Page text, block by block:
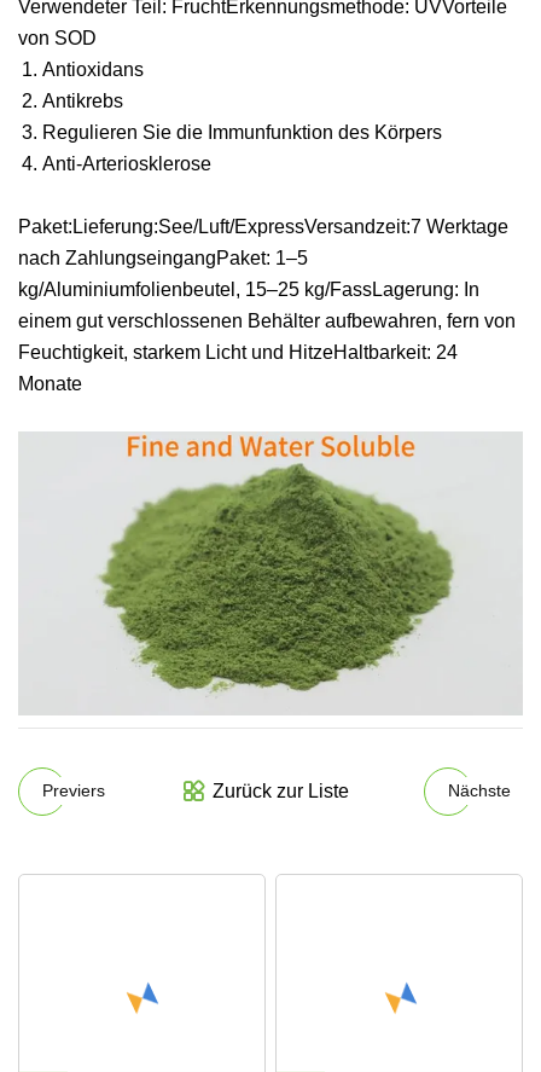
Verwendeter Teil: FruchtErkennungsmethode: UVVorteile
von SOD
Antioxidans
Antikrebs
Regulieren Sie die Immunfunktion des Körpers
Anti-Arteriosklerose
Paket:Lieferung:See/Luft/ExpressVersandzeit:7 Werktage
nach ZahlungseingangPaket: 1–5
kg/Aluminiumfolienbeutel, 15–25 kg/FassLagerung: In
einem gut verschlossenen Behälter aufbewahren, fern von
Feuchtigkeit, starkem Licht und HitzeHaltbarkeit: 24
Monate
Previers Zurück zur Liste Nächste